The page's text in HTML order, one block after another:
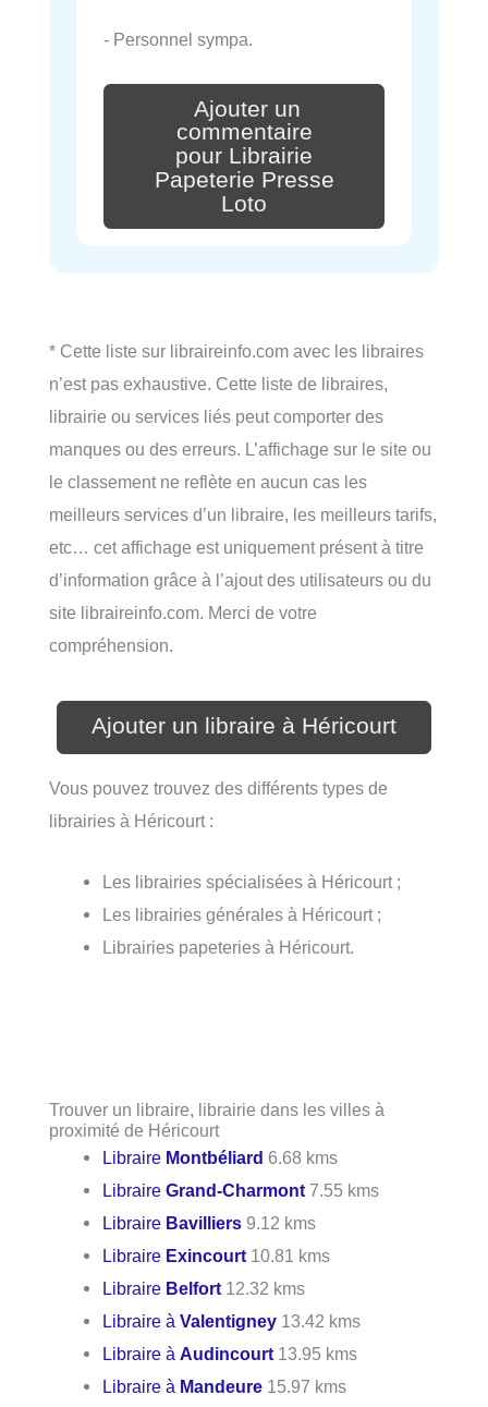
- Personnel sympa.
Ajouter un
commentaire
pour Librairie
Papeterie Presse
Loto
* Cette liste sur libraireinfo.com avec les libraires
n’est pas exhaustive. Cette liste de libraires,
librairie ou services liés peut comporter des
manques ou des erreurs. L’affichage sur le site ou
le classement ne reflète en aucun cas les
meilleurs services d’un libraire, les meilleurs tarifs,
etc… cet affichage est uniquement présent à titre
d’information grâce à l’ajout des utilisateurs ou du
site libraireinfo.com. Merci de votre
compréhension.
Ajouter un libraire à Héricourt
Vous pouvez trouvez des différents types de
librairies à Héricourt :
Les librairies spécialisées à Héricourt ;
Les librairies générales à Héricourt ;
Librairies papeteries à Héricourt.
Trouver un libraire, librairie dans les villes à
proximité de Héricourt
Libraire Montbéliard 6.68 kms
LibraireGrand-Charmont 7.55 kms
Libraire Bavilliers 9.12 kms
Libraire Exincourt 10.81 kms
Libraire Belfort 12.32 kms
Libraire àValentigney 13.42 kms
Libraire àAudincourt 13.95 kms
Libraire à Mandeure 15.97 kms